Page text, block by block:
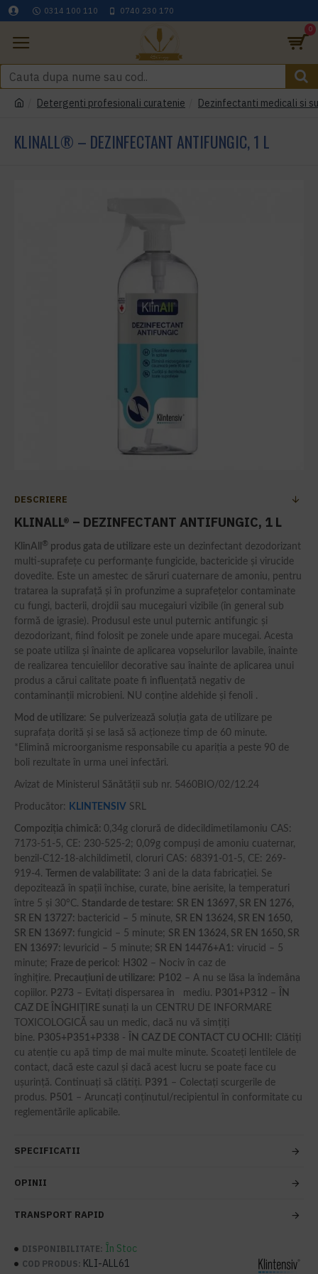
0314 100 110 0740 230 170
0
Detergenti profesionali curatenie Dezinfectanti medicali si
KLINALL® – DEZINFECTANT ANTIFUNGIC, 1 L
DESCRIERE
KLINALL® – DEZINFECTANT ANTIFUNGIC, 1 L
KlinAll ® produs gata de utilizare este un dezinfectant dezodorizant
multi-suprafețe cu performanțe fungicide, bactericide și virucide
dovedite. Este un amestec de săruri cuaternare de amoniu, pentru
tratarea la suprafață și în profunzime a suprafețelor contaminate
cu fungi, bacterii, drojdii sau mucegaiuri vizibile (în general sub
formă de igrasie). Produsul este unul puternic antifungic și
dezodorizant, fiind folosit pe zonele unde apare mucegai. Acesta
se poate utiliza și înainte de aplicarea vopselurilor lavabile, înainte
de realizarea tencuielilor decorative sau înainte de aplicarea unui
produs a cărui calitate poate fi influențată negativ de
contaminanții microbieni. NU conține aldehide și fenoli .
Mod de utilizare: Se pulverizează soluția gata de utilizare pe
suprafața dorită și se lasă să acționeze timp de 60 minute.
*Elimină microorganisme responsabile cu apariția a peste 90 de
boli rezultate în urma unei infectări.
Avizat de Ministerul Sănătății sub nr. 5460BIO/02/12.24
Producător: KLINTENSIV SRL
Compoziţia chimică: 0,34g clorură de didecildimetilamoniu CAS:
7173-51-5, CE: 230-525-2; 0,09g compuşi de amoniu cuaternar,
benzil-C12-18-alchildimetil, cloruri CAS: 68391-01-5, CE: 269-
919-4.
Termen de valabilitate: 3 ani de la data fabricaţiei. Se
depozitează în spaţii închise, curate, bine aerisite, la temperaturi
între 5 şi 30°C. Standarde de testare: SR EN 13697, SR EN 1276,
SR EN 13727: bactericid – 5 minute, SR EN 13624, SR EN 1650,
SR EN 13697: fungicid – 5 minute; SR EN 13624, SR EN 1650, SR
EN 13697:
levuricid – 5 minute; SR EN 14476+A1: virucid – 5
minute; Fraze de pericol : H302 – Nociv în caz de
înghițire. Precauţiuni de utilizare: P102 – A nu se lăsa la îndemâna
copiilor. P273 – Evitați dispersarea în mediu. P301+P312 –
ÎN
CAZ DE ÎNGHI
IRE sunați la un CENTRU DE INFORMARE
TOXICOLOGICĂ sau un medic, dacă nu vă simțiți
bine. P305+P351+P338 - N CAZ DE CONTACT CU OCHII: Clătiţi
cu atenţie cu apă timp de mai multe minute. Scoateţi lentilele de
contact, dacă este cazul şi dacă acest lucru se poate face cu
uşurinţă. Continuaţi să clătiţi. P391 – Colectați scurgerile de
produs. P501 – Aruncați conținutul/recipientul în conformitate cu
reglementările aplicabile.
SPECIFICATII
OPINII
TRANSPORT RAPID
DISPONIBILITATE: În Stoc
COD PRODUS: KLI-ALL61